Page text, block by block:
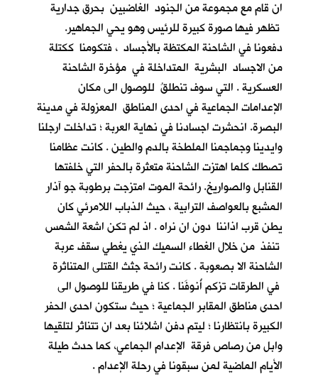
ان قام مع مجموعة من الجنود الغاضبين بحرق جدارية
تظهر فيها صورة كبيرة للرئيس وهو يحي الجماهير.
دفعونا في الشاحنة المكتظة بالأجساد ، فتكومنا ككتلة
من الاجساد البشرية المتداخلة في مؤخرة الشاحنة
العسكرية . التي سوف تنطلقُ للوصول الى مكان
الإعدامات الجماعية في احدى المناطق المعزولة في مدينة
البصرة. انحشرت اجسادنا في نهاية العربة ؛ تداخلت ارجلنا
وايدينا وجماجمنا الملطخة بالدم والطين . كانت عظامنا
تصطك كلما اهتزت الشاحنة متعثرة بالحفر التي خلفتها
القنابل والصواريخ. رائحة الموت امتزجت برطوبة جو آذار
المشبع بالعواصف الترابية ، حيث الذباب اللامرئي كان
يطن قرب اذاننا دون ان نراه . اذ لم تكن اشعة الشمس
تنفذ من خلال الغطاء السميك الذي يغطي سقف عربة
الشاحنة الا بصعوبة . كانت رائحة جثث القتلى المتناثرة
في الطرقات تزكم أُنوفَنا . كنا في طريقنا للوصول الى
احدى مناطق المقابر الجماعية ؛ حيث ستكون احدى الحفر
الكبيرة بانتظارنا ؛ ليتم دفن اشلائنا بعد ان تتناثر لتلقيها
وابل من رصاص فرقة الإعدام الجماعي، كما حدث طيلة
الأيام الماضية لمن سبقونا في رحلة الإعدام .